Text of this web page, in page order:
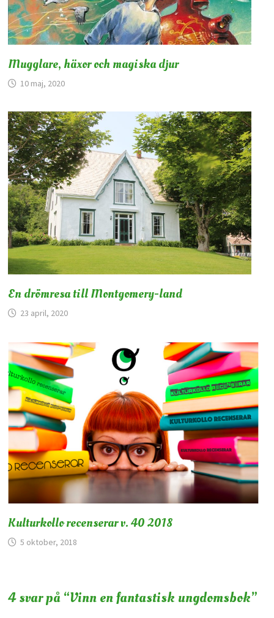
Mugglare, häxor och magiska djur
10 maj, 2020
En drömresa till Montgomery-land
23 april, 2020
Kulturkollo recenserar v. 40 2018
5 oktober, 2018
4 svar på “Vinn en fantastisk ungdomsbok”